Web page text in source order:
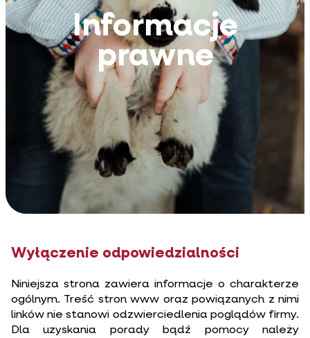
Informacje
prawne
Wyłączenie odpowiedzialności
Niniejsza strona zawiera informacje o charakterze
ogólnym. Treść stron www oraz powiązanych z nimi
linków nie stanowi odzwierciedlenia poglądów firmy.
Dla uzyskania porady bądź pomocy należy